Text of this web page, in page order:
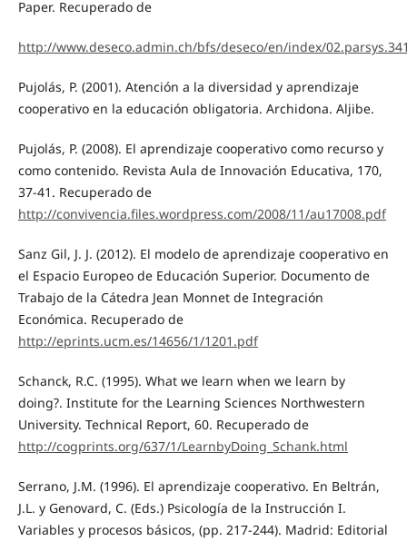
Paper. Recuperado de
http://www.deseco.admin.ch/bfs/deseco/en/index/
Pujolás, P. (2001). Atención a la diversidad y aprendizaje
cooperativo en la educación obligatoria. Archidona. Aljibe.
Pujolás, P. (2008). El aprendizaje cooperativo como recurso y
como contenido. Revista Aula de Innovación Educativa, 170,
37-41. Recuperado de
http://convivencia.files.wordpress.com/2008/11/au17008.pdf
Sanz Gil, J. J. (2012). El modelo de aprendizaje cooperativo en
el Espacio Europeo de Educación Superior. Documento de
Trabajo de la Cátedra Jean Monnet de Integración
Económica. Recuperado de
http://eprints.ucm.es/14656/1/1201.pdf
Schanck, R.C. (1995). What we learn when we learn by
doing?. Institute for the Learning Sciences Northwestern
University. Technical Report, 60. Recuperado de
http://cogprints.org/637/1/LearnbyDoing_Schank.html
Serrano, J.M. (1996). El aprendizaje cooperativo. En Beltrán,
J.L. y Genovard, C. (Eds.) Psicología de la Instrucción I.
Variables y procesos básicos, (pp. 217-244). Madrid: Editorial